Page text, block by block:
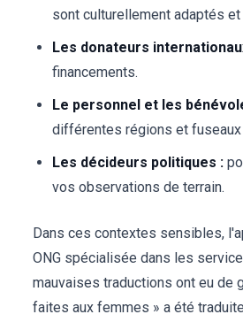
sont culturellement adaptés
Les donateurs
financements.
Le personnel et les
différentes régions et fuseaux
Les décideurs politiques :
vos observations de terrain.
Dans ces contextes sensibles,
ONG spécialisée dans les
mauvaises traductions ont eu de
faites aux femmes » a été